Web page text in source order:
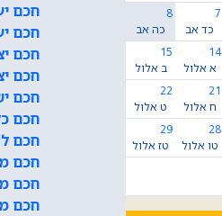
חכם
חכם
חכם
חכם
חכם
חכם
חכם
חכם
חכם
חכם
7
כד אב
8
כה אב
14
א אלול
15
ב אלול
21
ח אלול
22
ט אלול
28
טו אלול
29
טז אלול